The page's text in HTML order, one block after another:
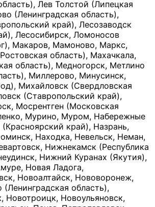
Лев Толстой (Липецкая
(Ленинградская область),
край), Лесозаводск
Лесосибирск, Ломоносов
Макаров, Мамоново, Маркс,
область), Махачкала,
область), Медногорск, Метлино
Миллерово, Минусинск,
Михайловск (Свердловская
(Ставропольский край),
Мосрентген (Московская
Мурино, Муром, Набережные
край), Назрань,
Находка, Невельск, Неман,
Нижнекамск (Республика
Нижний Куранах (Якутия),
Новая Ладога,
Новоалтайск, Нововоронеж,
область),
Новотроицк, Новоульяновск,